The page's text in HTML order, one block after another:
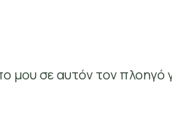
μου σε αυτόν τον